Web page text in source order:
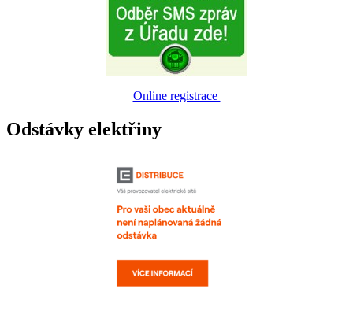
Online registrace
Odstávky elektřiny